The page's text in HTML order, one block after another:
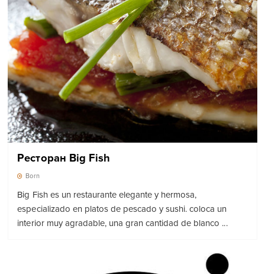
Ресторан Big Fish
Born
Big Fish es un restaurante elegante y hermosa,
especializado en platos de pescado y sushi. coloca un
interior muy agradable, una gran cantidad de blanco ...